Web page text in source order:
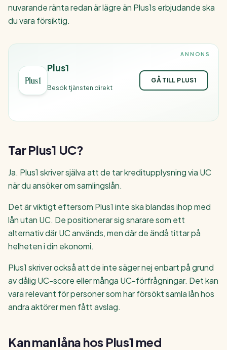
nuvarande ränta redan är lägre än Plus1s erbjudande ska
du vara försiktig.
ANNONS
Plus1
Besök tjänsten direkt
GÅ TILL PLUS1
Tar Plus1 UC?
Ja. Plus1 skriver själva att de tar kreditupplysning via UC
när du ansöker om samlingslån.
Det är viktigt eftersom Plus1 inte ska blandas ihop med
lån utan UC. De positionerar sig snarare som ett
alternativ där UC används, men där de ändå tittar på
helheten i din ekonomi.
Plus1 skriver också att de inte säger nej enbart på grund
av dålig UC-score eller många UC-förfrågningar. Det kan
vara relevant för personer som har försökt samla lån hos
andra aktörer men fått avslag.
Kan man låna hos Plus1 med